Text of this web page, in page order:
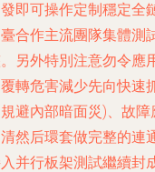
即可操作定制穩定全
合作主流團隊集體測
另外特別注意勿令應
轉危害減少先向快速
避內部暗面災)、故
然后環套做完整的連
并行板架測試繼續封